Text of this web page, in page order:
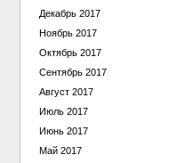
Декабрь 2017
Ноябрь 2017
Октябрь 2017
Сентябрь 2017
Август 2017
Июль 2017
Июнь 2017
Май 2017